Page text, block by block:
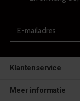
Klantenservice
Meer informatie